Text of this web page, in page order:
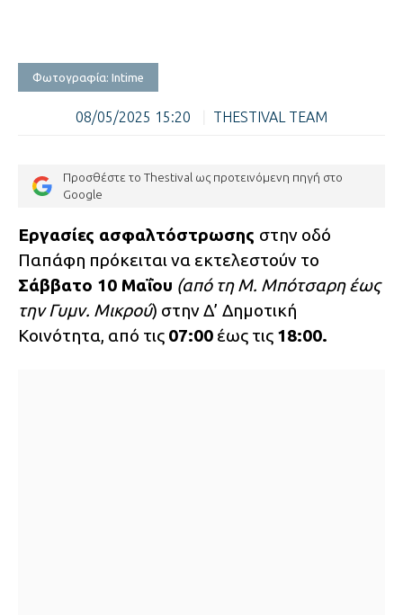
Φωτογραφία: Intime
08/05/2025 15:20 THESTIVAL TEAM
Προσθέστε το Thestival ως προτεινόμενη πηγή στο
Google
Εργασίες ασφαλτόστρωσης στην οδό
Παπάφη πρόκειται να εκτελεστούν το
Σάββατο 10 Μαΐου (από τη Μ. Μπότσαρη έως
την Γυμν. Μικρού) στην Δ’ Δημοτική
Κοινότητα, από τις 07:00 έως τις 18:00.